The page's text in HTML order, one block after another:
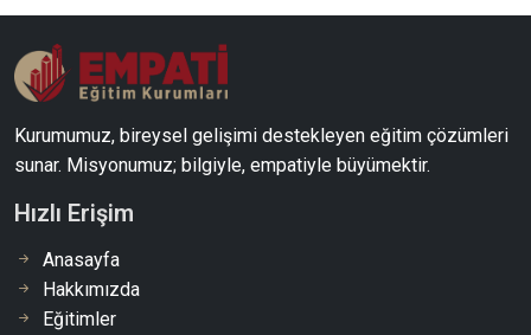
Kurumumuz, bireysel gelişimi destekleyen eğitim çözümleri
sunar. Misyonumuz; bilgiyle, empatiyle büyümektir.
Hızlı Erişim
Anasayfa
Hakkımızda
Eğitimler